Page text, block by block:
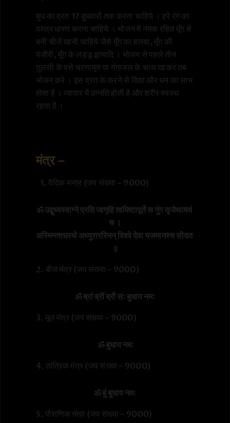
बुध का व्रत 17 बुधवारों तक करना चाहिये । हरे रंग का
वस्त्र धारण करना चाहिये । भोजन में नमक रहित मूँग से
बनी चीजें खानी चाहिये जैसे मूँग का हलवा, मूँग की
पंजीरी, मूँग के लड्डू इत्यादि । भोजन से पहले तीन
तुलसी के पत्ते चरणामृत या गंगाजल के साथ खाकर तब
भोजन करे । इस व्रत के करने से विद्या और धन का लाभ
होता है । व्यापार में उन्नति होती है और शरीर स्वस्थ
रहता है ।
मंत्र –
वैदिक मन्त्र (जप संख्या – 9000)
ॐ उद्बुध्यस्वाग्ने प्रति जागृहि त्वमिष्टापूर्ते स गुंग सृजेथामयं
च ।
अस्मिन्त्सधस्थे अध्युत्तरस्मिन् विश्वे देवा यजमानश्च सीदत
॥
2. बीज मंत्र (जप संख्या – 9000)
ॐ ब्रां ब्रीं ब्रौं सः बुधाय नमः
3. मूल मंत्र (जप संख्या – 9000)
ॐ बुधाय नमः
4. तांत्रिक मंत्र (जप संख्या – 9000)
ॐ बुं बुधाय नमः
5. पौराणिक मंत्र (जप संख्या – 9000)